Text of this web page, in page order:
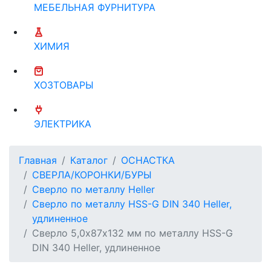
МЕБЕЛЬНАЯ ФУРНИТУРА
ХИМИЯ
ХОЗТОВАРЫ
ЭЛЕКТРИКА
Главная Каталог
ОСНАСТКА
СВЕРЛА/КОРОНКИ/БУРЫ
Сверло по металлу Heller
Сверло по металлу HSS-G DIN 340 Heller,
удлиненное
Сверло 5,0х87х132 мм по металлу HSS-G
DIN 340 Heller, удлиненное